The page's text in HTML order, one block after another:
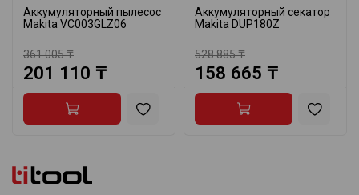
Аккумуляторный пылесос
Makita VC003GLZ06
361 005 ₸
201 110 ₸
Аккумуляторный секатор
Makita DUP180Z
528 885 ₸
158 665 ₸